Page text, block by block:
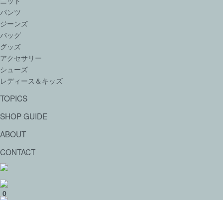
パンツ
ジーンズ
バッグ
グッズ
アクセサリー
シューズ
レディース＆キッズ
TOPICS
SHOP GUIDE
ABOUT
CONTACT
0